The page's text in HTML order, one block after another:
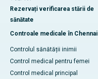
Rezervați verificarea stării de
sănătate
Controale medicale în Chennai
Controlul sănătății inimii
Control medical pentru femei
Control medical principal